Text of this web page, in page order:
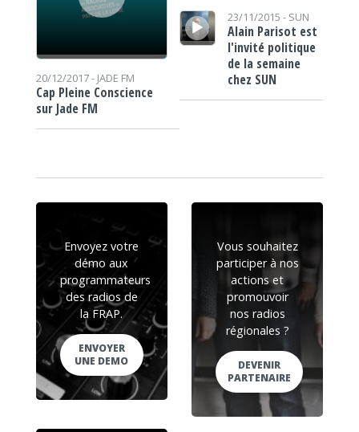
20/12/2017 - JADE FM
Cap Pleine Conscience
sur Jade FM
Lecteur audio
23/11/2015 - SUN
Alain Parisot est
l'invité politique
de la semaine
chez SUN
Envoyez votre
démo aux
programmateurs
des radios de
la FRAP.
ENVOYER
UNE DEMO
Vous souhaitez
participer à nos
actions et
promouvoir
nos radios
régionales ?
DEVENIR
PARTENAIRE